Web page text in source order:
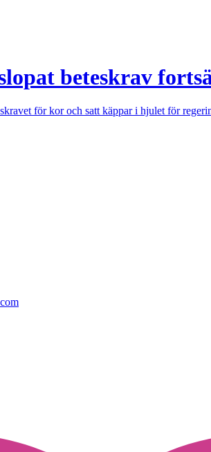
beteskrav
för kor och satt käppar i hjulet för